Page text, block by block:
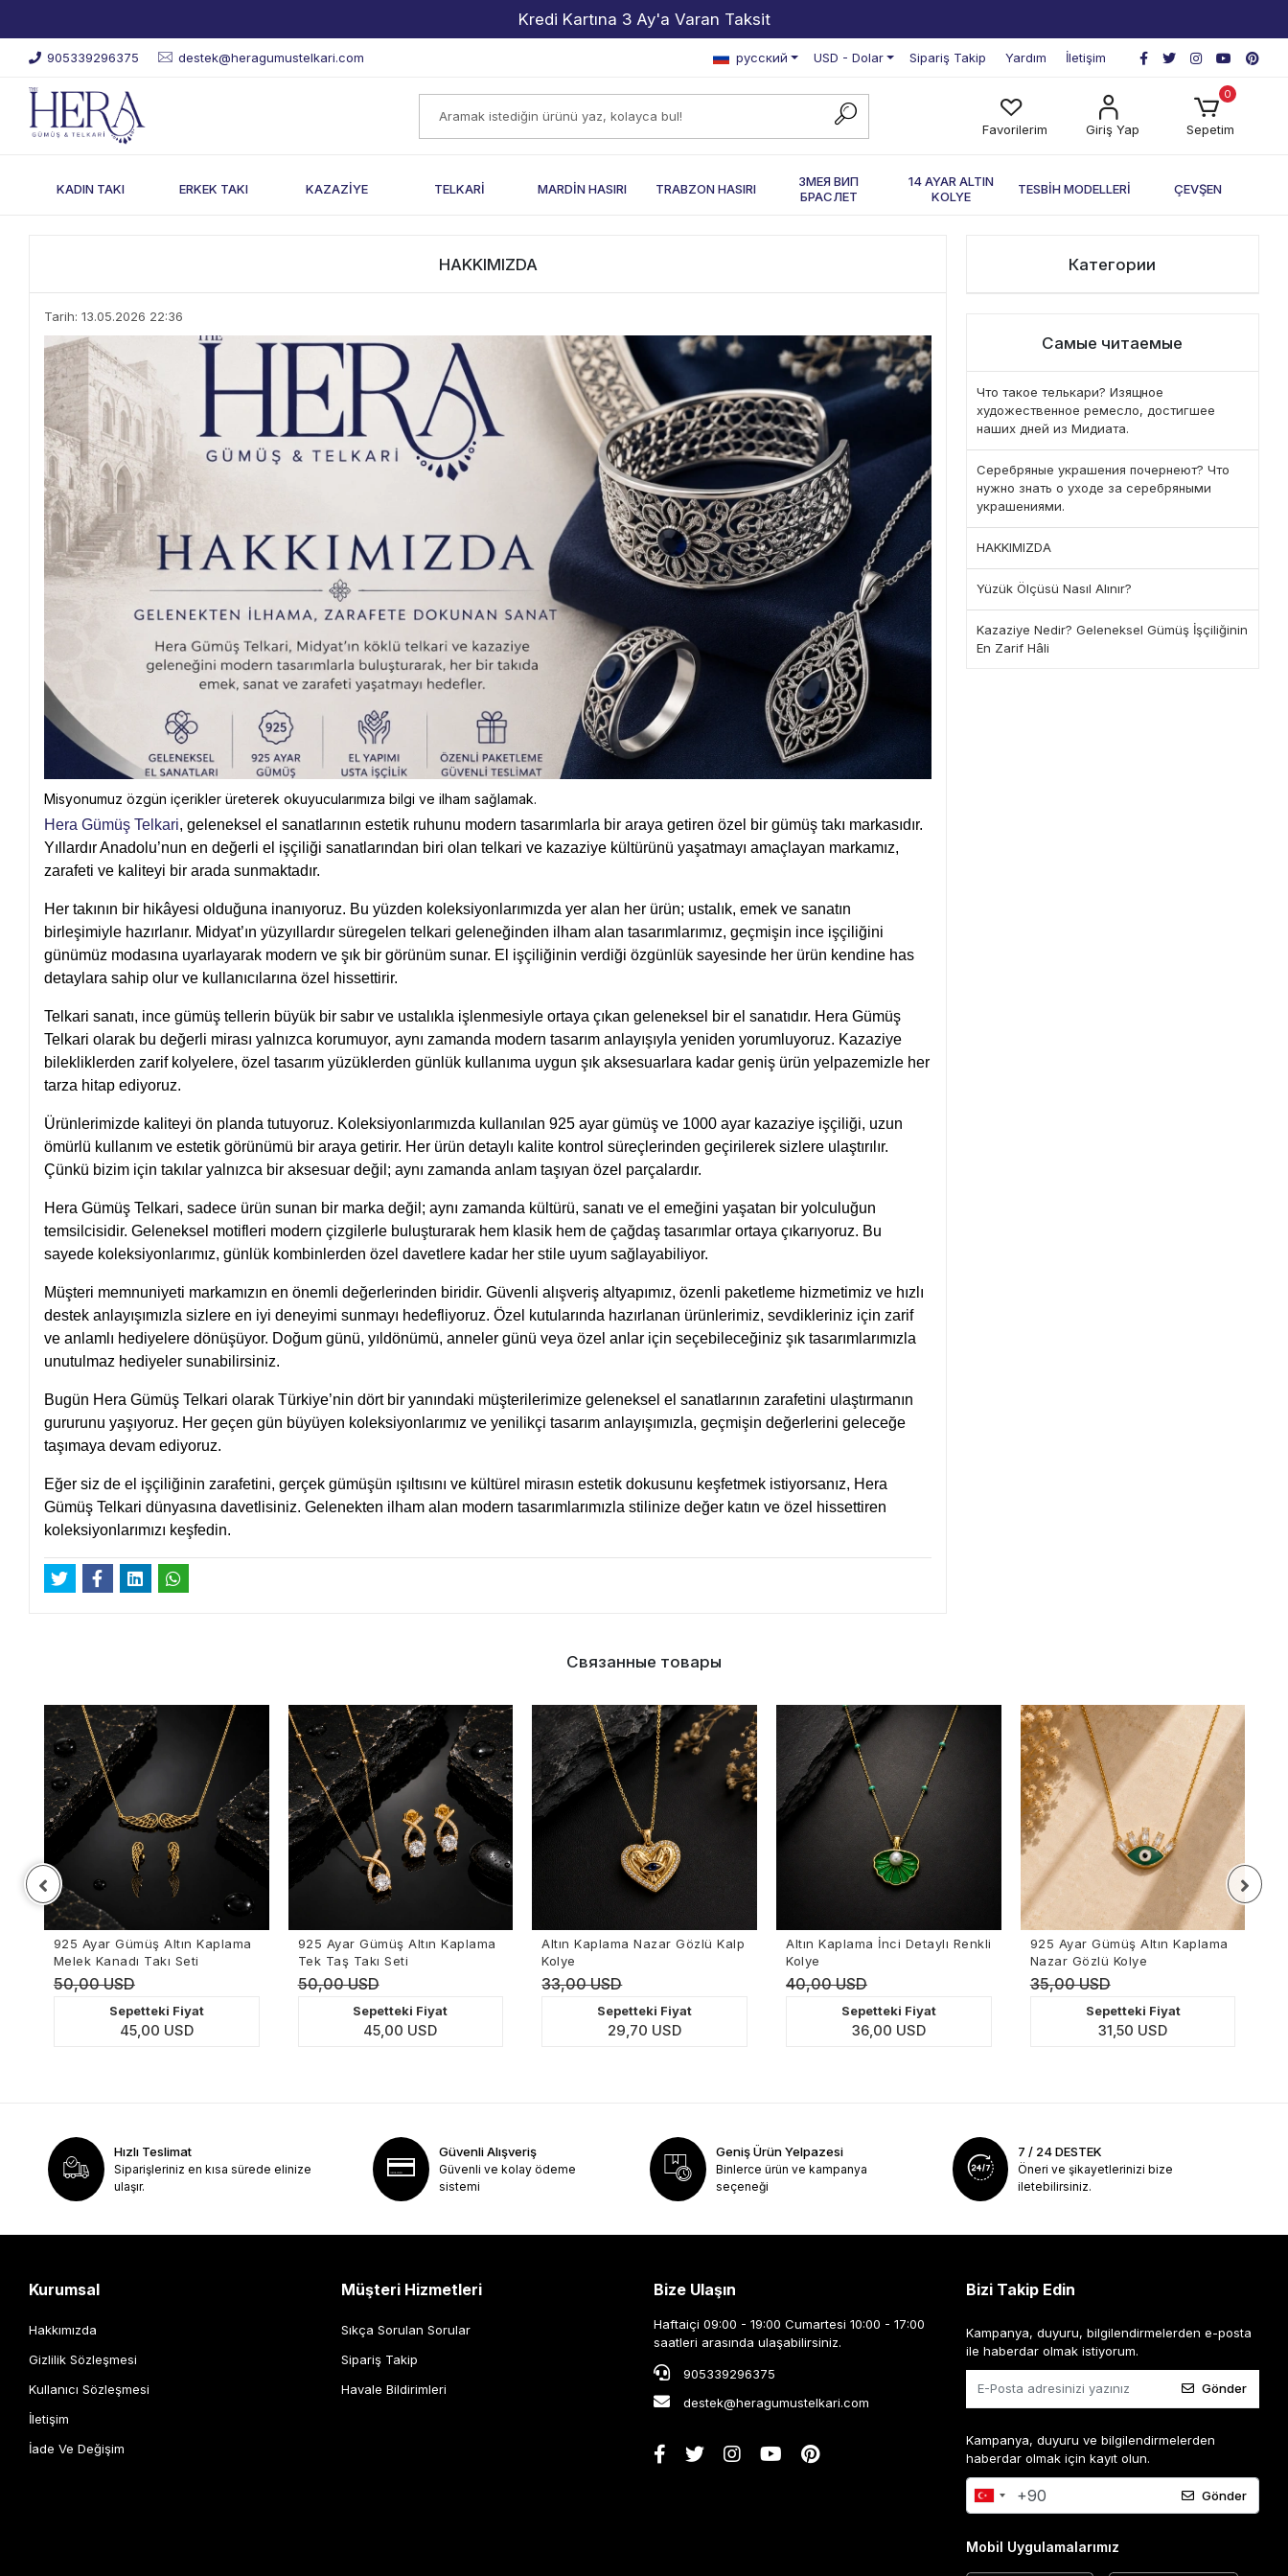
2000 TL ve Üzeri Alışverişlerde Kargo Bedava!
905339296375 destek@heragumustelkari.com русский USD - Dolar Sipariş Takip Yardım İletişim
Favorilerim Giriş Yap
0
Sepetim
KADIN TAKI ERKEK TAKI KAZAZİYE TELKARİ MARDİN HASIRI TRABZON HASIRI
ЗМЕЯ ВИП
БРАСЛЕТ
14 AYAR ALTIN
KOLYE
TESBİH MODELLERİ ÇEVŞEN
HAKKIMIZDA
Tarih: 13.05.2026 22:36
Misyonumuz özgün içerikler üreterek okuyucularımıza bilgi ve ilham sağlamak.
Hera Gümüş Telkari, geleneksel el sanatlarının estetik ruhunu modern tasarımlarla bir araya getiren özel bir gümüş takı markasıdır.
Yıllardır Anadolu’nun en değerli el işçiliği sanatlarından biri olan telkari ve kazaziye kültürünü yaşatmayı amaçlayan markamız,
zarafeti ve kaliteyi bir arada sunmaktadır.
Her takının bir hikâyesi olduğuna inanıyoruz. Bu yüzden koleksiyonlarımızda yer alan her ürün; ustalık, emek ve sanatın
birleşimiyle hazırlanır. Midyat’ın yüzyıllardır süregelen telkari geleneğinden ilham alan tasarımlarımız, geçmişin ince işçiliğini
günümüz modasına uyarlayarak modern ve şık bir görünüm sunar. El işçiliğinin verdiği özgünlük sayesinde her ürün kendine has
detaylara sahip olur ve kullanıcılarına özel hissettirir.
Telkari sanatı, ince gümüş tellerin büyük bir sabır ve ustalıkla işlenmesiyle ortaya çıkan geleneksel bir el sanatıdır. Hera Gümüş
Telkari olarak bu değerli mirası yalnızca korumuyor, aynı zamanda modern tasarım anlayışıyla yeniden yorumluyoruz. Kazaziye
bilekliklerden zarif kolyelere, özel tasarım yüzüklerden günlük kullanıma uygun şık aksesuarlara kadar geniş ürün yelpazemizle her
tarza hitap ediyoruz.
Ürünlerimizde kaliteyi ön planda tutuyoruz. Koleksiyonlarımızda kullanılan 925 ayar gümüş ve 1000 ayar kazaziye işçiliği, uzun
ömürlü kullanım ve estetik görünümü bir araya getirir. Her ürün detaylı kalite kontrol süreçlerinden geçirilerek sizlere ulaştırılır.
Çünkü bizim için takılar yalnızca bir aksesuar değil; aynı zamanda anlam taşıyan özel parçalardır.
Hera Gümüş Telkari, sadece ürün sunan bir marka değil; aynı zamanda kültürü, sanatı ve el emeğini yaşatan bir yolculuğun
temsilcisidir. Geleneksel motifleri modern çizgilerle buluşturarak hem klasik hem de çağdaş tasarımlar ortaya çıkarıyoruz. Bu
sayede koleksiyonlarımız, günlük kombinlerden özel davetlere kadar her stile uyum sağlayabiliyor.
Müşteri memnuniyeti markamızın en önemli değerlerinden biridir. Güvenli alışveriş altyapımız, özenli paketleme hizmetimiz ve hızlı
destek anlayışımızla sizlere en iyi deneyimi sunmayı hedefliyoruz. Özel kutularında hazırlanan ürünlerimiz, sevdikleriniz için zarif
ve anlamlı hediyelere dönüşüyor. Doğum günü, yıldönümü, anneler günü veya özel anlar için seçebileceğiniz şık tasarımlarımızla
unutulmaz hediyeler sunabilirsiniz.
Bugün Hera Gümüş Telkari olarak Türkiye’nin dört bir yanındaki müşterilerimize geleneksel el sanatlarının zarafetini ulaştırmanın
gururunu yaşıyoruz. Her geçen gün büyüyen koleksiyonlarımız ve yenilikçi tasarım anlayışımızla, geçmişin değerlerini geleceğe
taşımaya devam ediyoruz.
Eğer siz de el işçiliğinin zarafetini, gerçek gümüşün ışıltısını ve kültürel mirasın estetik dokusunu keşfetmek istiyorsanız, Hera
Gümüş Telkari dünyasına davetlisiniz. Gelenekten ilham alan modern tasarımlarımızla stilinize değer katın ve özel hissettiren
koleksiyonlarımızı keşfedin.
Категории
Самые читаемые
Что такое телькари? Изящное
художественное ремесло, достигшее
наших дней из Мидиата.
Серебряные украшения почернеют? Что
нужно знать о уходе за серебряными
украшениями.
HAKKIMIZDA
Yüzük Ölçüsü Nasıl Alınır?
Kazaziye Nedir? Geleneksel Gümüş İşçiliğinin
En Zarif Hâli
Связанные товары
Gümüş Altın Kaplama
Takı Seti
925 Ayar Gümüş Altın Kaplama
Tek Taş Takı Seti
Altın Kaplama Nazar Gözlü Kalp
Altın Kaplama İnci Detaylı Renkli
925 Ayar Gümüş Altın Kaplama
Nazar Gözlü Kolye
Altın Kaplama
Hızlı Teslimat
Siparişleriniz en kısa sürede elinize
ulaşır.
Güvenli Alışveriş
Güvenli ve kolay ödeme
sistemi
Geniş Ürün Yelpazesi
Binlerce ürün ve kampanya
seçeneği
7 / 24 DESTEK
Öneri ve şikayetlerinizi bize
iletebilirsiniz.
Kurumsal
Hakkımızda
Gizlilik Sözleşmesi
Kullanıcı Sözleşmesi
İletişim
İade Ve Değişim
Müşteri Hizmetleri
Sıkça Sorulan Sorular
Sipariş Takip
Havale Bildirimleri
Bize Ulaşın
Haftaiçi 09:00 - 19:00 Cumartesi 10:00 - 17:00
saatleri arasında ulaşabilirsiniz.
905339296375
destek@heragumustelkari.com
Bizi Takip Edin
Kampanya, duyuru, bilgilendirmelerden e-posta
ile haberdar olmak istiyorum.
Gönder
Kampanya, duyuru ve bilgilendirmelerden
haberdar olmak için kayıt olun.
Gönder
Mobil Uygulamalarımız